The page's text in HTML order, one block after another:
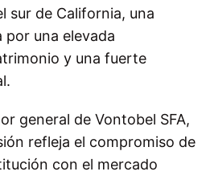
sur de California, una
una elevada
y una fuerte
general de Vontobel SFA,
refleja el compromiso de
con el mercado